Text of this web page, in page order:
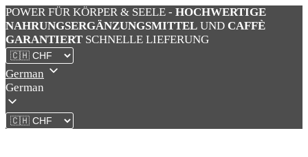
POWER FÜR KÖRPER & SEELE - HOCHWERTIGE
NAHRUNGSERGÄNZUNGSMITTEL UND CAFFÈ
GARANTIERT SCHNELLE LIEFERUNG
German
German